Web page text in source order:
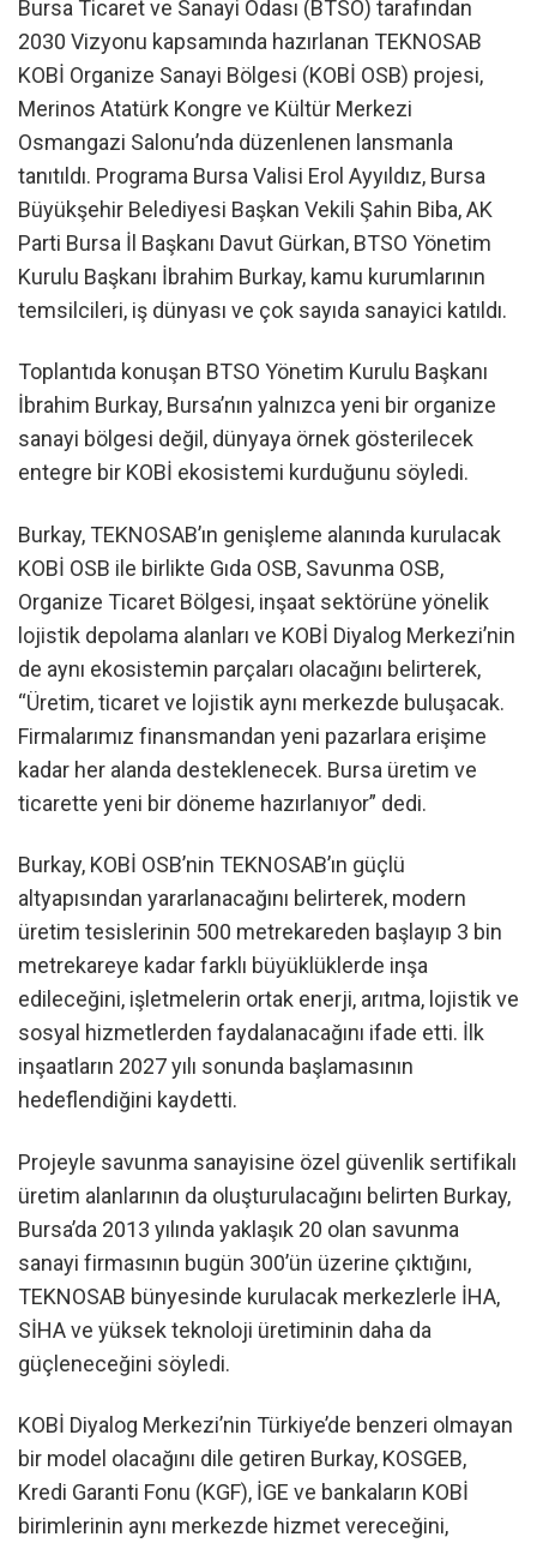
Bursa Ticaret ve Sanayi Odası (BTSO) tarafından
2030 Vizyonu kapsamında hazırlanan TEKNOSAB
KOBİ Organize Sanayi Bölgesi (KOBİ OSB) projesi,
Merinos Atatürk Kongre ve Kültür Merkezi
Osmangazi Salonu’nda düzenlenen lansmanla
tanıtıldı. Programa Bursa Valisi Erol Ayyıldız, Bursa
Büyükşehir Belediyesi Başkan Vekili Şahin Biba, AK
Parti Bursa İl Başkanı Davut Gürkan, BTSO Yönetim
Kurulu Başkanı İbrahim Burkay, kamu kurumlarının
temsilcileri, iş dünyası ve çok sayıda sanayici katıldı.
Toplantıda konuşan BTSO Yönetim Kurulu Başkanı
İbrahim Burkay, Bursa’nın yalnızca yeni bir organize
sanayi bölgesi değil, dünyaya örnek gösterilecek
entegre bir KOBİ ekosistemi kurduğunu söyledi.
Burkay, TEKNOSAB’ın genişleme alanında kurulacak
KOBİ OSB ile birlikte Gıda OSB, Savunma OSB,
Organize Ticaret Bölgesi, inşaat sektörüne yönelik
lojistik depolama alanları ve KOBİ Diyalog Merkezi’nin
de aynı ekosistemin parçaları olacağını belirterek,
“Üretim, ticaret ve lojistik aynı merkezde buluşacak.
Firmalarımız finansmandan yeni pazarlara erişime
kadar her alanda desteklenecek. Bursa üretim ve
ticarette yeni bir döneme hazırlanıyor” dedi.
Burkay, KOBİ OSB’nin TEKNOSAB’ın güçlü
altyapısından yararlanacağını belirterek, modern
üretim tesislerinin 500 metrekareden başlayıp 3 bin
metrekareye kadar farklı büyüklüklerde inşa
edileceğini, işletmelerin ortak enerji, arıtma, lojistik ve
sosyal hizmetlerden faydalanacağını ifade etti. İlk
inşaatların 2027 yılı sonunda başlamasının
hedeflendiğini kaydetti.
Projeyle savunma sanayisine özel güvenlik sertifikalı
üretim alanlarının da oluşturulacağını belirten Burkay,
Bursa’da 2013 yılında yaklaşık 20 olan savunma
sanayi firmasının bugün 300’ün üzerine çıktığını,
TEKNOSAB bünyesinde kurulacak merkezlerle İHA,
SİHA ve yüksek teknoloji üretiminin daha da
güçleneceğini söyledi.
KOBİ Diyalog Merkezi’nin Türkiye’de benzeri olmayan
bir model olacağını dile getiren Burkay, KOSGEB,
Kredi Garanti Fonu (KGF), İGE ve bankaların KOBİ
birimlerinin aynı merkezde hizmet vereceğini,